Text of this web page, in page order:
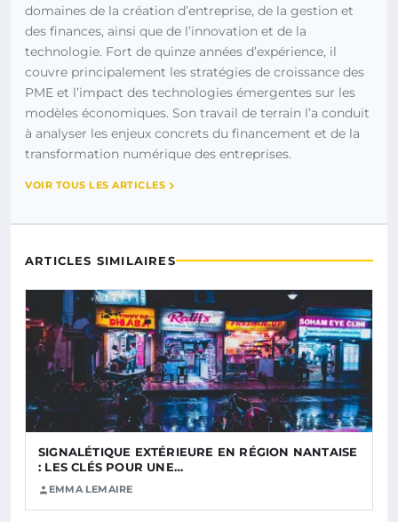
domaines de la création d’entreprise, de la gestion et
des finances, ainsi que de l’innovation et de la
technologie. Fort de quinze années d’expérience, il
couvre principalement les stratégies de croissance des
PME et l’impact des technologies émergentes sur les
modèles économiques. Son travail de terrain l’a conduit
à analyser les enjeux concrets du financement et de la
transformation numérique des entreprises.
VOIR TOUS LES ARTICLES
ARTICLES SIMILAIRES
SIGNALÉTIQUE EXTÉRIEURE EN RÉGION NANTAISE
: LES CLÉS POUR UNE…
EMMA LEMAIRE